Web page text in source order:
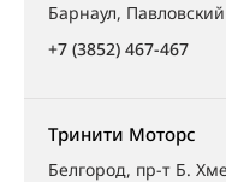
Барнаул,
+7 (3852) 467-467
Тринити Моторс
Белгород, пр-т Б.